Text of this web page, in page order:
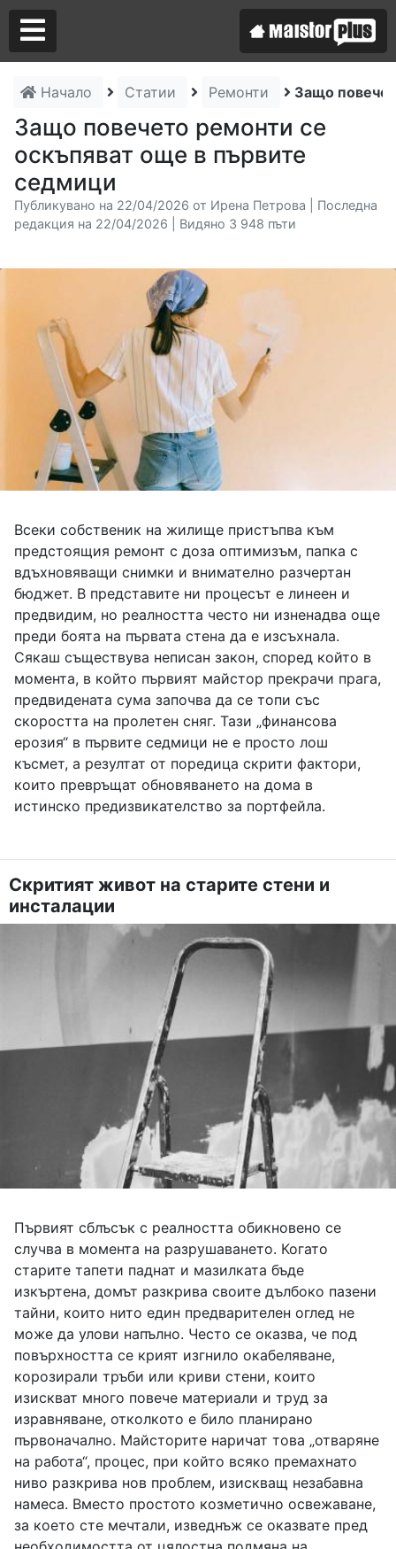
Начало Статии Ремонти Защо
Защо повечето ремонти се
оскъпяват още в първите
седмици
Публикувано на 22/04/2026 от Ирена Петрова | Последна
редакция на 22/04/2026 | Видяно 3 948 пъти
Всеки собственик на жилище пристъпва към
предстоящия ремонт с доза оптимизъм, папка с
вдъхновяващи снимки и внимателно разчертан
бюджет. В представите ни процесът е линеен и
предвидим, но реалността често ни изненадва още
преди боята на първата стена да е изсъхнала.
Сякаш съществува неписан закон, според който в
момента, в който първият майстор прекрачи прага,
предвидената сума започва да се топи със
скоростта на пролетен сняг. Тази „финансова
ерозия“ в първите седмици не е просто лош
късмет, а резултат от поредица скрити фактори,
които превръщат обновяването на дома в
истинско предизвикателство за портфейла.
Скритият живот на старите стени и
инсталации
Първият сблъсък с реалността обикновено се
случва в момента на разрушаването. Когато
старите тапети паднат и мазилката бъде
изкъртена, домът разкрива своите дълбоко пазени
тайни, които нито един предварителен оглед не
може да улови напълно. Често се оказва, че под
повърхността се крият изгнило окабеляване,
корозирали тръби или криви стени, които
изискват много повече материали и труд за
изравняване, отколкото е било планирано
първоначално. Майсторите наричат това „отваряне
на работа“, процес, при който всяко премахнато
ниво разкрива нов проблем, изискващ незабавна
намеса. Вместо простото козметично освежаване,
за което сте мечтали, изведнъж се оказвате пред
Аз съм майстор
Търся майстор